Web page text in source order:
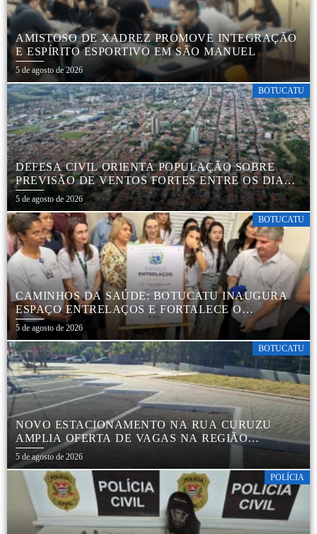
AMISTOSO DE XADREZ PROMOVE INTEGRAÇÃO
E ESPÍRITO ESPORTIVO EM SÃO MANUEL
5 de agosto de 2026
BOTUCATU
DEFESA CIVIL ORIENTA POPULAÇÃO SOBRE
PREVISÃO DE VENTOS FORTES ENTRE OS DIAS 6
E 9 DE AGOSTO
5 de agosto de 2026
BOTUCATU
CAMINHOS DA SAÚDE: BOTUCATU INAUGURA
ESPAÇO ENTRELAÇOS E FORTALECE O
CUIDADO ESPECIALIZADO COM CRIANÇAS E
FAMÍLIAS
5 de agosto de 2026
BOTUCATU
NOVO ESTACIONAMENTO NA RUA CURUZU
AMPLIA OFERTA DE VAGAS NA REGIÃO
CENTRAL
5 de agosto de 2026
POLÍCIA